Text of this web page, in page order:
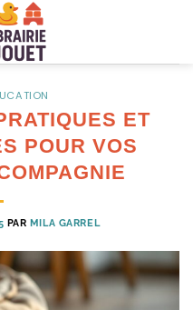
ET
POUR VOS
PAR MILA GARREL